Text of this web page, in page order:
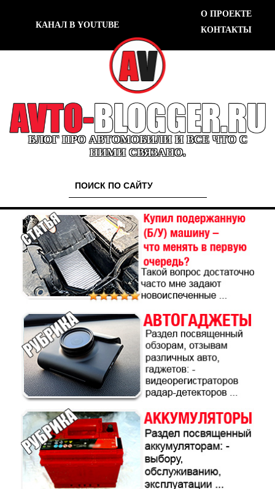
КАНАЛ В YOUTUBE
О ПРОЕКТЕ
КОНТАКТЫ
БЛОГ ПРО АВТОМОБИЛИ И ВСЕ ЧТО С
НИМИ СВЯЗАНО.